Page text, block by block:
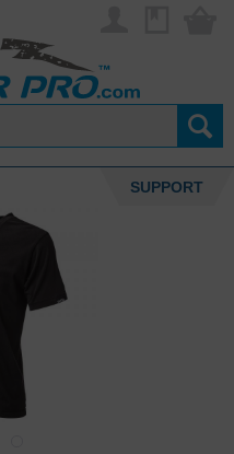
SUPPORT